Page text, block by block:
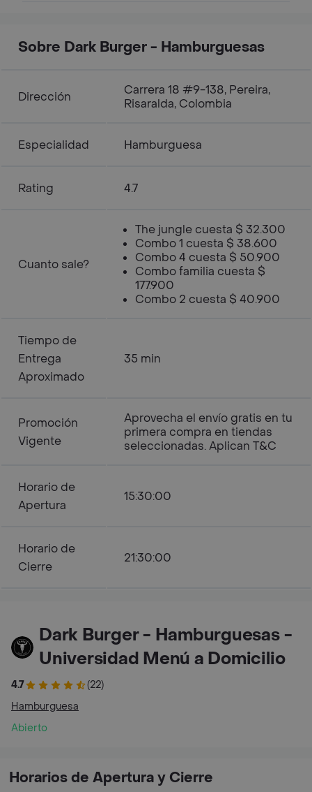
Sobre Dark Burger - Hamburguesas
Dirección
Carrera 18 #9-138, Pereira,
Risaralda, Colombia
Especialidad Hamburguesa
Rating 4.7
Cuanto sale?
The jungle cuesta $ 32.300
Combo 1 cuesta $ 38.600
Combo 4 cuesta $ 50.900
Combo familia cuesta $
177.900
Combo 2 cuesta $ 40.900
Tiempo de
Entrega
Aproximado
35 min
Promoción
Vigente
Aprovecha el envío gratis en tu
primera compra en tiendas
seleccionadas. Aplican T&C
Horario de
Apertura
15:30:00
Horario de
Cierre
21:30:00
Dark Burger - Hamburguesas -
Universidad Menú a Domicilio
4.7
(22)
Hamburguesa
Abierto
Horarios de Apertura y Cierre